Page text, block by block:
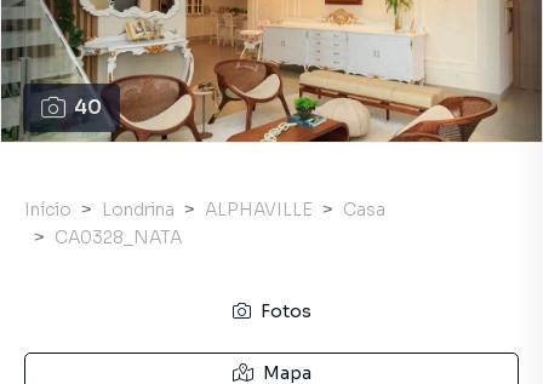
40
Início Londrina ALPHAVILLE
Casa
CA0328_NATA
Fotos
Mapa